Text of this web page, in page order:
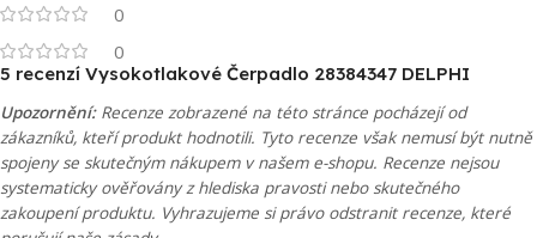
0
0
5 recenzí Vysokotlakové Čerpadlo 28384347 DELPHI
Upozornění:Recenze zobrazené na této stránce pocházejí od
zákazníků, kteří produkt hodnotili. Tyto recenze však nemusí být nutně
spojeny se skutečným nákupem v našem e-shopu. Recenze nejsou
systematicky ověřovány z hlediska pravosti nebo skutečného
zakoupení produktu. Vyhrazujeme si právo odstranit recenze, které